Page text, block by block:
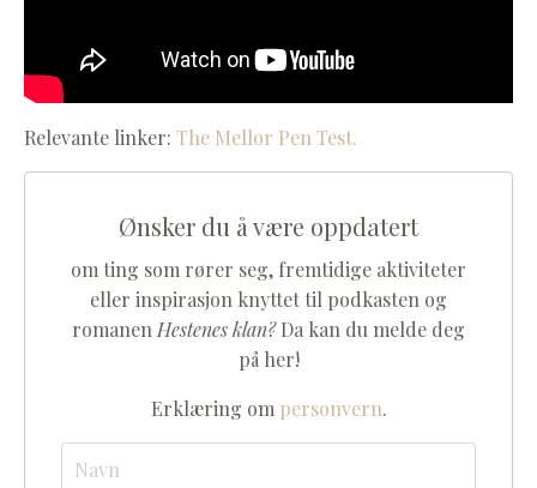
Relevante linker: The Mellor Pen Test.
Ønsker du å være oppdatert
om ting som rører seg, fremtidige aktiviteter
eller inspirasjon knyttet til podkasten og
romanen Hestenes klan?Da kan du melde deg
på her!
Erklæring om personvern.